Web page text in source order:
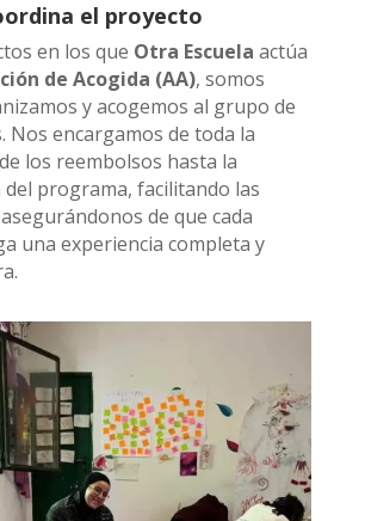
el proyecto
en los que Otra Escuela actúa
de Acogida (AA), somos
y acogemos al grupo de
Nos encargamos de toda la
los reembolsos hasta la
programa, facilitando las
de que cada
una experiencia completa y